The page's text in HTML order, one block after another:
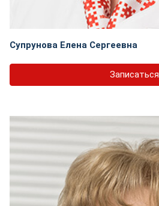
Супрунова Елена Сергеевна
Записаться